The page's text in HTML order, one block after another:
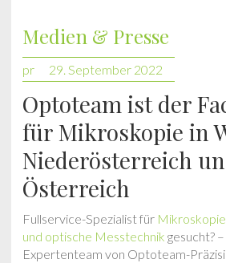
Medien & Presse
pr 29. September 2022
Optoteam ist der
für Mikroskopie in
Niederösterreich
Österreich
Fullservice-Spezialist für
und optische Messtechnik gesucht?
Expertenteam von Optoteam-